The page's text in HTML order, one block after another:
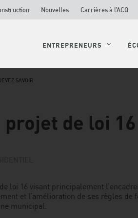
ENTREPRENEURS
Nouvelles Carrières à l’ACQ
SAVOIR
de loi
loi 16 visant principalement
et l’amélioration de ses règles
municipal.